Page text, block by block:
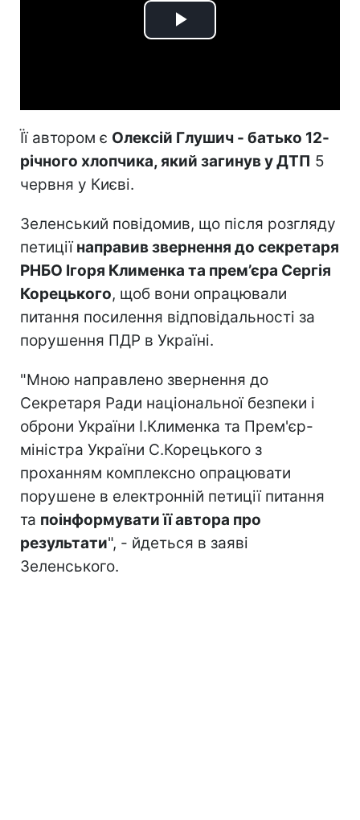
Play
Її автором є Олексій Глушич - батько 12-
річного хлопчика, який загинув у ДТП 5
червня у Києві.
Зеленський повідомив, що після розгляду
петиціїнаправив звернення до секретаря
РНБО Ігоря Клименка та прем’єра Сергія
Корецького, щоб вони опрацювали
питання посилення відповідальності за
порушення ПДР в Україні.
"Мною направлено звернення до
Секретаря Ради національної безпеки і
оброни України І.Клименка та Прем'єр-
міністра України С.Корецького з
проханням комплексно опрацювати
порушене в електронній петиції питання
та поінформувати її автора про
результати", - йдеться в заяві
Зеленського.